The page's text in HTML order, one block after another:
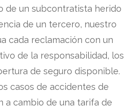
de un subcontratista herido
de un tercero, nuestro
cada reclamación con un
de la responsabilidad, los
de seguro disponible.
casos de accidentes de
a cambio de una tarifa de